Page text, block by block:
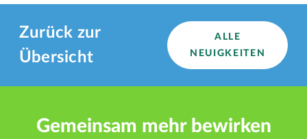
Zurück zur
Übersicht
ALLE
NEUIGKEITEN
Gemeinsam mehr bewirken